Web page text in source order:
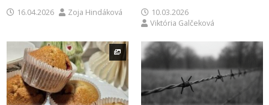
16.04.2026 Zoja Hindáková
10.03.2026
Viktória Galčeková